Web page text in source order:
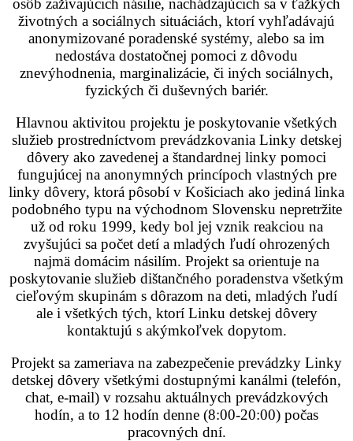
osôb zažívajúcich násilie, nachádzajúcich sa v ťažkých
životných a sociálnych situáciách, ktorí vyhľadávajú
anonymizované poradenské systémy, alebo sa im
nedostáva dostatočnej pomoci z dôvodu
znevýhodnenia, marginalizácie, či iných sociálnych,
fyzických či duševných bariér.
Hlavnou aktivitou projektu je poskytovanie všetkých
služieb prostredníctvom prevádzkovania Linky detskej
dôvery ako zavedenej a štandardnej linky pomoci
fungujúcej na anonymných princípoch vlastných pre
linky dôvery, ktorá pôsobí v Košiciach ako jediná linka
podobného typu na východnom Slovensku nepretržite
už od roku 1999, kedy bol jej vznik reakciou na
zvyšujúci sa počet detí a mladých ľudí ohrozených
najmä domácim násilím. Projekt sa orientuje na
poskytovanie služieb dištančného poradenstva všetkým
cieľovým skupinám s dôrazom na deti, mladých ľudí
ale i všetkých tých, ktorí Linku detskej dôvery
kontaktujú s akýmkoľvek dopytom.
Projekt sa zameriava na zabezpečenie prevádzky Linky
detskej dôvery všetkými dostupnými kanálmi (telefón,
chat, e-mail) v rozsahu aktuálnych prevádzkových
hodín, a to 12 hodín denne (8:00-20:00) počas
pracovných dní.